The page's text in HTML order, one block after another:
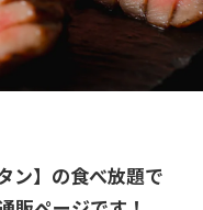
ン】の食べ放題で